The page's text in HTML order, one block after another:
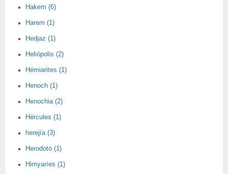
Hakem (6)
Harem (1)
Hedjaz (1)
Heliópolis (2)
Hémiarites (1)
Henoch (1)
Henochia (2)
Hércules (1)
herejía (3)
Herodoto (1)
Himyaríes (1)